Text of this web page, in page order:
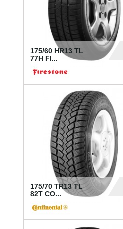
175/60 HR13 TL
77H FI...
175/70 TR13 TL
82T CO...